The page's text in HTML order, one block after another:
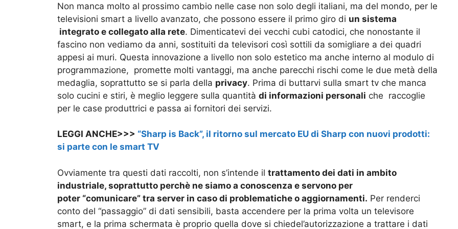
Non manca molto al prossimo cambio nelle case non solo degli italiani, ma del mondo, per le
televisioni smart a livello avanzato, che possono essere il primo giro di un sistema
integrato e collegato alla rete. Dimenticatevi dei vecchi cubi catodici, che nonostante il
fascino non vediamo da anni, sostituiti da televisori così sottili da somigliare a dei quadri
appesi ai muri. Questa innovazione a livello non solo estetico ma anche interno al modulo di
programmazione, promette molti vantaggi, ma anche parecchi rischi come le due metà della
medaglia, soprattutto se si parla della privacy. Prima di buttarvi sulla smart tv che manca
solo cucini e stiri, è meglio leggere sulla quantità di informazioni personali che raccoglie
per le case produttrici e passa ai fornitori dei servizi.
LEGGI ANCHE>>> “Sharp is Back”, il ritorno sul mercato EU di Sharp con nuovi prodotti:
si parte con le smart TV
Ovviamente tra questi dati raccolti, non s’intende il trattamento dei dati in ambito
industriale, soprattutto perchè ne siamo a conoscenza e servono per
poter “comunicare” tra server in caso di problematiche o aggiornamenti. Per renderci
conto del “passaggio” di dati sensibili, basta accendere per la prima volta un televisore
smart, e la prima schermata è proprio quella dove si chiedel’autorizzazione a trattare i dati